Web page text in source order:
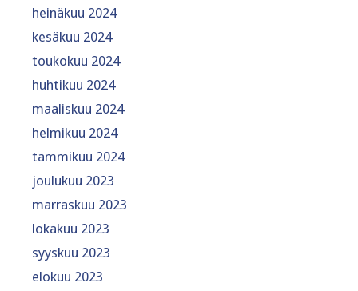
heinäkuu 2024
kesäkuu 2024
toukokuu 2024
huhtikuu 2024
maaliskuu 2024
helmikuu 2024
tammikuu 2024
joulukuu 2023
marraskuu 2023
lokakuu 2023
syyskuu 2023
elokuu 2023